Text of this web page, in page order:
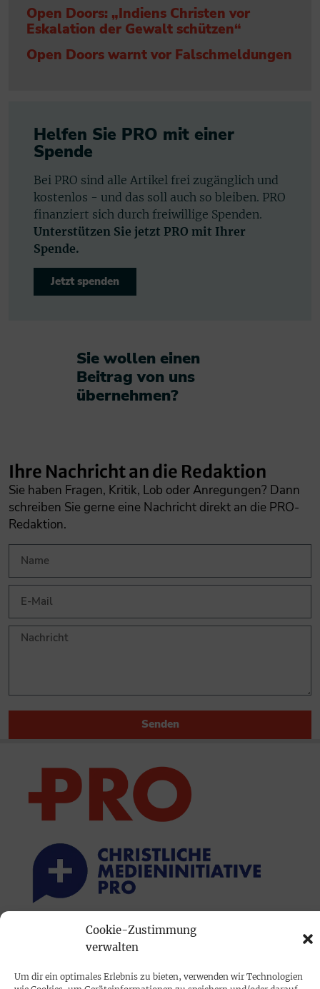
Cookie-Zustimmung
verwalten
Um dir ein optimales Erlebnis zu bieten, verwenden wir Technologien
Open Doors: „Indiens Christen vor
Eskalation der Gewalt schützen“
Open Doors warnt vor Falschmeldungen
Helfen Sie PRO mit einer
Spende
Bei PRO sind alle Artikel frei zugänglich und
kostenlos - und das soll auch so bleiben. PRO
finanziert sich durch freiwillige Spenden.
Unterstützen Sie jetzt PRO mit Ihrer
Spende.
Jetzt spenden
Sie wollen einen
Beitrag von uns
übernehmen?​
Ihre Nachricht an die Redaktion
Sie haben Fragen, Kritik, Lob oder Anregungen? Dann
schreiben Sie gerne eine Nachricht direkt an die PRO-
Redaktion.
Senden
PRINTAUSGABE